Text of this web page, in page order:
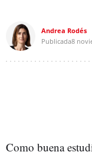
Andrea Rodés
Publicada8
Como buena